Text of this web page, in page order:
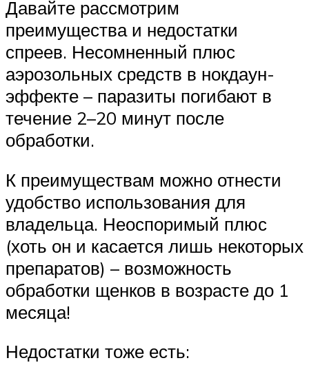
Давайте рассмотрим
преимущества и недостатки
спреев. Несомненный плюс
аэрозольных средств в нокдаун-
эффекте – паразиты погибают в
течение 2–20 минут после
обработки.
К преимуществам можно отнести
удобство использования для
владельца. Неоспоримый плюс
(хоть он и касается лишь некоторых
препаратов) – возможность
обработки щенков в возрасте до 1
месяца!
Недостатки тоже есть: